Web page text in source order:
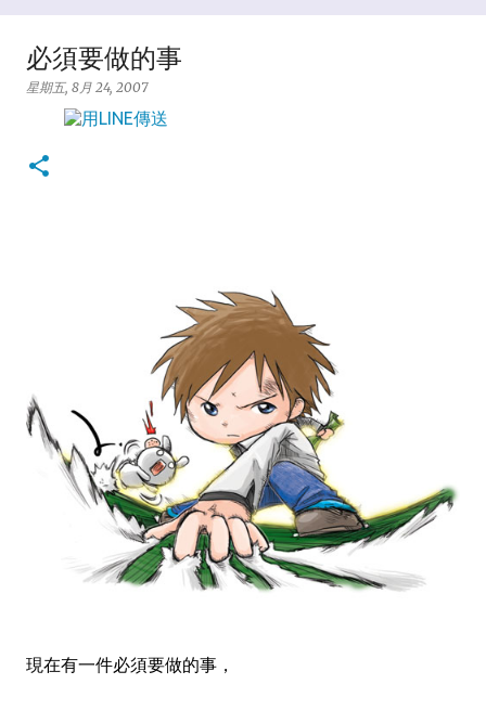
必須要做的事
星期五, 8月 24, 2007
現在有一件必須要做的事，